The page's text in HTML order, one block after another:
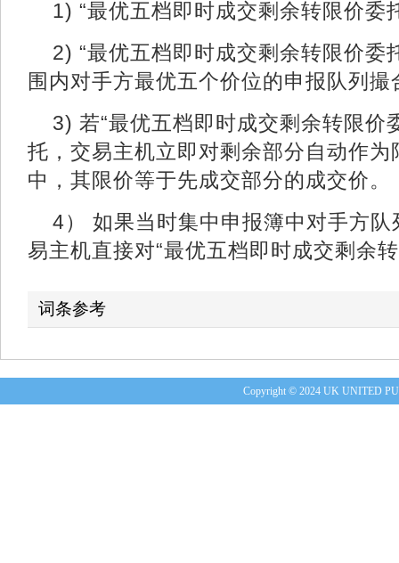
1) “最优五档即时成交剩余转限价委
2) “最优五档即时成交剩余转限价委
围内对手方最优五个价位的申报队列撮
3) 若“最优五档即时成交剩余转限价
托，交易主机立即对剩余部分自动作
中，其限价等于先成交部分的成交价。
4） 如果当时集中申报簿中对手方
易主机直接对“最优五档即时成交剩余
词条参考
Copyright © 2024 UK UNITED